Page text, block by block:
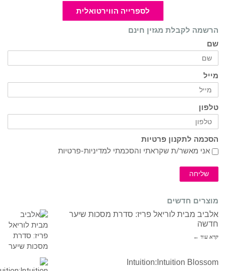
לספרייה הווירטואלית
הרשמה לקבלת מגזין חינם
שם
מייל
טלפון
הסכמה לתקנון פרטיות
אני מאשר/ת שקראתי והסכמתי למדיניות-פרטיות
שליחה
מוצרים חדשים
אלביב מבית לוריאל פריז: סדרת מסכות שיער
חדשה
קרא עוד ←
Intuition:Intuition Blossom